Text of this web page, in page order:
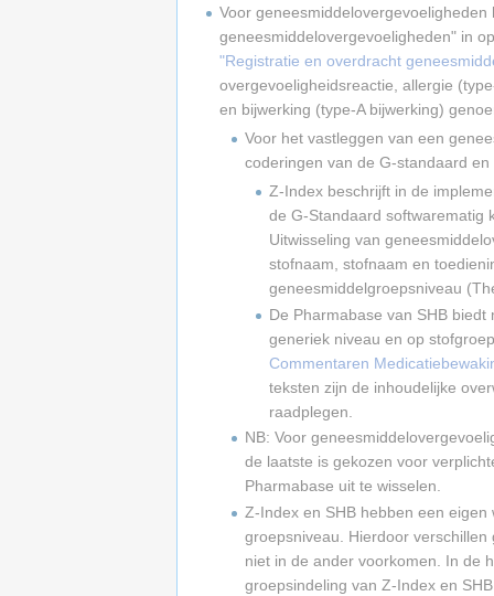
Voor
geneesmiddelovergevoeligheden" in
"Registratie en overdracht
overgevoeligheidsreactie, allergie
en bijwerking (type-A bijwerking)
Voor het vastleggen van een
coderingen van de G-standaard en
Z-Index beschrijft in de
de G-Standaard softwarematig
Uitwisseling van
stofnaam, stofnaam en
geneesmiddelgroepsniveau
De Pharmabase van SHB
generiek niveau en op
Commentaren
teksten zijn de inhoudelijke
raadplegen.
NB: Voor
de laatste is gekozen voor
Pharmabase uit te wisselen.
Z-Index en SHB hebben een
groepsniveau. Hierdoor
niet in de ander voorkomen. In de
groepsindeling van Z-Index en